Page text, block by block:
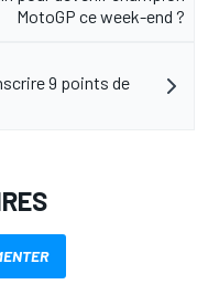
MotoGP ce week-end ?
9 points de